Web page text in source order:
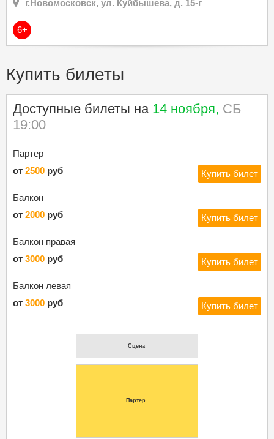
г.Новомосковск, ул. Куйбышева, д. 15-г
6+
Купить билеты
Доступные билеты на 14 ноября, СБ
19:00
Партер
от 2500 руб Купить билет
Балкон
от 2000 руб Купить билет
Балкон правая
от 3000 руб Купить билет
Балкон левая
от 3000 руб Купить билет
Cцена
Партер